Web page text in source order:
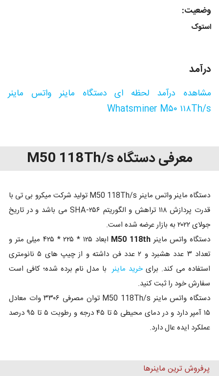
وضعیت:
استوک
درآمد
مشاهده درآمد لحظه ای دستگاه ماینر واتس ماینر
Whatsminer M۵۰ ۱۱۸Th/s
معرفی دستگاه M50 118Th/s
دستگاه ماینر واتس ماینر M50 118Th/s تولید شرکت میکرو بی تی با
قدرت پردازش ۱۱۸ تراهش و الگوریتم SHA-۲۵۶ می باشد و در تاریخ
جولای ۲۰۲۲ به بازار عرضه شده است.
دستگاه واتس ماینر M50 118th
ابعاد ۱۲۵ * ۲۲۵ * ۴۲۵ میلی متر و
تعداد ۳ عدد هشبرد و ۲ عدد فن داشته و از چیپ های ۵ نانومتری
استفاده می کند. برایخرید ماینر با مدل نام برده شده؛ کافی است
سفارش خود را ثبت کنید.
دستگاه واتس ماینر M50 118Th/s توان مصرفی ۳۳۰۶ وات معادل
۱۵ آمپر دارد و در دمای محیطی ۵ تا ۴۵ درجه و رطوبت ۵ تا ۹۵ درصد
عملکرد ایده عال دارد.
پرفروش ترین ماینرها